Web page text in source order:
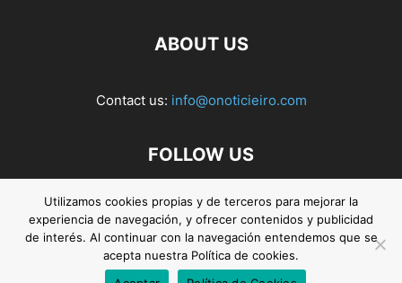
ABOUT US
Contact us: info@onoticieiro.com
FOLLOW US
Utilizamos cookies propias y de terceros para mejorar la
experiencia de navegación, y ofrecer contenidos y publicidad
de interés. Al continuar con la navegación entendemos que se
acepta nuestra Política de cookies.